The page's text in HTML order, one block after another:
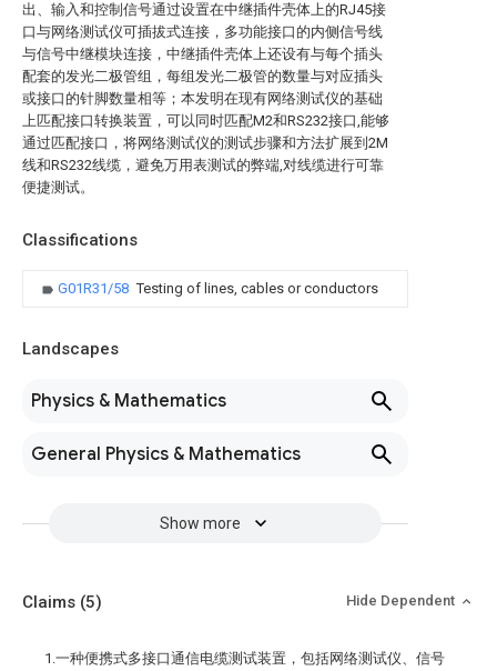
出、输入和控制信号通过设置在中继插件壳体上的RJ45接
口与网络测试仪可插拔式连接，多功能接口的内侧信号线
与信号中继模块连接，中继插件壳体上还设有与每个插头
配套的发光二极管组，每组发光二极管的数量与对应插头
或接口的针脚数量相等；本发明在现有网络测试仪的基础
上匹配接口转换装置，可以同时匹配M2和RS232接口,能够
通过匹配接口，将网络测试仪的测试步骤和方法扩展到2M
线和RS232线缆，避免万用表测试的弊端,对线缆进行可靠
便捷测试。
Classifications
G01R31/58 Testing of lines, cables or conductors
Landscapes
Physics & Mathematics
General Physics & Mathematics
Show more
Claims (5) Hide Dependent
1.一种便携式多接口通信电缆测试装置，包括网络测试仪、信号